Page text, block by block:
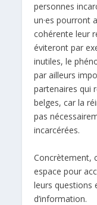
personnes
un·es pourront
cohérente leur
éviteront par
inutiles, le
par ailleurs
partenaires qui
belges, car la
pas
incarcérées.
Concrètement,
espace pour
leurs questions
d’information.